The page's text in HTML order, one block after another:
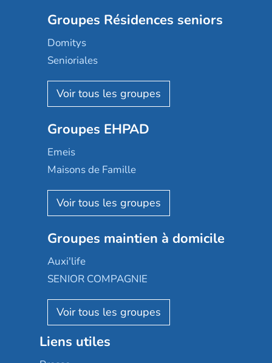
Groupes Résidences seniors
Domitys
Senioriales
Nohée
Les Résidentiels
Mobicap
Domusvi
Happy Senior
Aquarelia
Nexity edenea
Les jardins d'Arcadie
Occitalia
Appartseniors
Reseda
Stella management
Les villages d'or
Sérénys
Groupes EHPAD
Emeis
Maisons de Famille
Korian
Emera
Groupe SOS
Le Noble Âge
Almage
Résidalya
Groupe aplus
Groupes maintien à domicile
Auxi'life
SENIOR COMPAGNIE
AGE D'OR Services
Liens utiles